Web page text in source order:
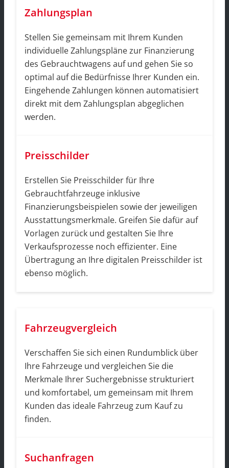
Zahlungsplan
Stellen Sie gemeinsam mit Ihrem Kunden
individuelle Zahlungspläne zur Finanzierung
des Gebrauchtwagens auf und gehen Sie so
optimal auf die Bedürfnisse Ihrer Kunden ein.
Eingehende Zahlungen können automatisiert
direkt mit dem Zahlungsplan abgeglichen
werden.
Preisschilder
Erstellen Sie Preisschilder für Ihre
Gebrauchtfahrzeuge inklusive
Finanzierungsbeispielen sowie der jeweiligen
Ausstattungsmerkmale. Greifen Sie dafür auf
Vorlagen zurück und gestalten Sie Ihre
Verkaufsprozesse noch effizienter. Eine
Übertragung an Ihre digitalen Preisschilder ist
ebenso möglich.
Fahrzeugvergleich
Verschaffen Sie sich einen Rundumblick über
Ihre Fahrzeuge und vergleichen Sie die
Merkmale Ihrer Suchergebnisse strukturiert
und komfortabel, um gemeinsam mit Ihrem
Kunden das ideale Fahrzeug zum Kauf zu
finden.
Suchanfragen